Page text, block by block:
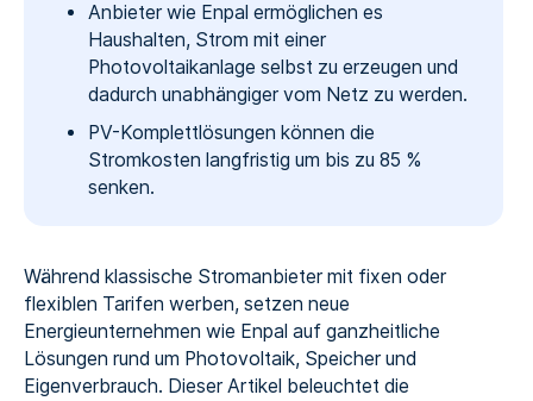
Anbieter wie Enpal ermöglichen es
Haushalten, Strom mit einer
Photovoltaikanlage selbst zu erzeugen und
dadurch unabhängiger vom Netz zu werden.
PV-Komplettlösungen können die
Stromkosten langfristig um bis zu 85 %
senken.
Während klassische Stromanbieter mit fixen oder
flexiblen Tarifen werben, setzen neue
Energieunternehmen wie Enpal auf ganzheitliche
Lösungen rund um Photovoltaik, Speicher und
Eigenverbrauch. Dieser Artikel beleuchtet die